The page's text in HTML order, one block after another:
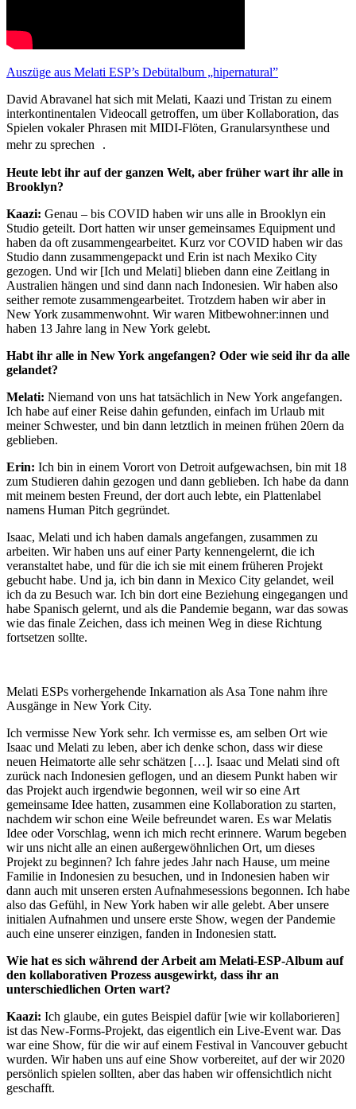
Auszüge aus Melati ESP’s Debütalbum „hipernatural”
David Abravanel hat sich mit Melati, Kaazi und Tristan zu einem
interkontinentalen Videocall getroffen, um über Kollaboration, das
Spielen vokaler Phrasen mit MIDI-Flöten, Granularsynthese und
mehr zu sprechen .
Heute lebt ihr auf der ganzen Welt, aber früher wart ihr alle in
Brooklyn?
Kaazi: Genau – bis COVID haben wir uns alle in Brooklyn ein
Studio geteilt. Dort hatten wir unser gemeinsames Equipment und
haben da oft zusammengearbeitet. Kurz vor COVID haben wir das
Studio dann zusammengepackt und Erin ist nach Mexiko City
gezogen. Und wir [Ich und Melati] blieben dann eine Zeitlang in
Australien hängen und sind dann nach Indonesien. Wir haben also
seither remote zusammengearbeitet. Trotzdem haben wir aber in
New York zusammenwohnt. Wir waren Mitbewohner:innen und
haben 13 Jahre lang in New York gelebt.
Habt ihr alle in New York angefangen? Oder wie seid ihr da alle
gelandet?
Melati: Niemand von uns hat tatsächlich in New York angefangen.
Ich habe auf einer Reise dahin gefunden, einfach im Urlaub mit
meiner Schwester, und bin dann letztlich in meinen frühen 20ern da
geblieben.
Erin: Ich bin in einem Vorort von Detroit aufgewachsen, bin mit 18
zum Studieren dahin gezogen und dann geblieben. Ich habe da dann
mit meinem besten Freund, der dort auch lebte, ein Plattenlabel
namens Human Pitch gegründet.
Isaac, Melati und ich haben damals angefangen, zusammen zu
arbeiten. Wir haben uns auf einer Party kennengelernt, die ich
veranstaltet habe, und für die ich sie mit einem früheren Projekt
gebucht habe. Und ja, ich bin dann in Mexico City gelandet, weil
ich da zu Besuch war. Ich bin dort eine Beziehung eingegangen und
habe Spanisch gelernt, und als die Pandemie begann, war das sowas
wie das finale Zeichen, dass ich meinen Weg in diese Richtung
fortsetzen sollte.
Melati ESPs vorhergehende Inkarnation als Asa Tone nahm ihre
Ausgänge in New York City.
Ich vermisse New York sehr. Ich vermisse es, am selben Ort wie
Isaac und Melati zu leben, aber ich denke schon, dass wir diese
neuen Heimatorte alle sehr schätzen […]. Isaac und Melati sind oft
zurück nach Indonesien geflogen, und an diesem Punkt haben wir
das Projekt auch irgendwie begonnen, weil wir so eine Art
gemeinsame Idee hatten, zusammen eine Kollaboration zu starten,
nachdem wir schon eine Weile befreundet waren. Es war Melatis
Idee oder Vorschlag, wenn ich mich recht erinnere. Warum begeben
wir uns nicht alle an einen außergewöhnlichen Ort, um dieses
Projekt zu beginnen? Ich fahre jedes Jahr nach Hause, um meine
Familie in Indonesien zu besuchen, und in Indonesien haben wir
dann auch mit unseren ersten Aufnahmesessions begonnen. Ich habe
also das Gefühl, in New York haben wir alle gelebt. Aber unsere
initialen Aufnahmen und unsere erste Show, wegen der Pandemie
auch eine unserer einzigen, fanden in Indonesien statt.
Wie hat es sich während der Arbeit am Melati-ESP-Album auf
den kollaborativen Prozess ausgewirkt, dass ihr an
unterschiedlichen Orten wart?
Kaazi: Ich glaube, ein gutes Beispiel dafür [wie wir kollaborieren]
ist das New-Forms-Projekt, das eigentlich ein Live-Event war. Das
war eine Show, für die wir auf einem Festival in Vancouver gebucht
wurden. Wir haben uns auf eine Show vorbereitet, auf der wir 2020
persönlich spielen sollten, aber das haben wir offensichtlich nicht
geschafft.